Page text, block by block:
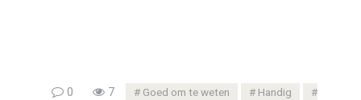
0 7 Goed om te weten
Handig